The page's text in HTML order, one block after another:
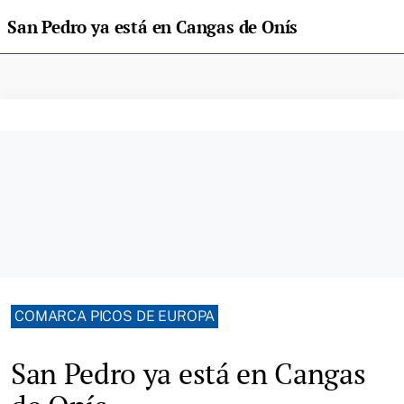
San Pedro ya está en Cangas de Onís
COMARCA PICOS DE EUROPA
San Pedro ya está en Cangas